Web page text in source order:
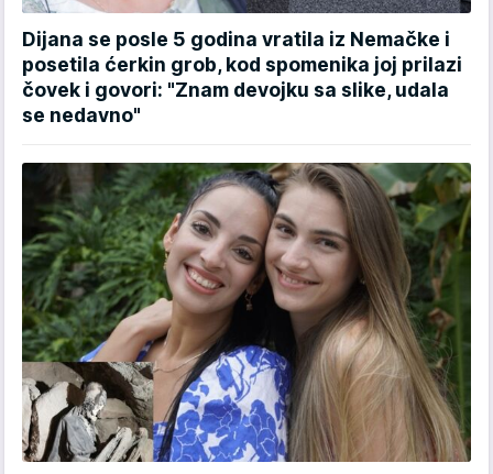
Dijana se posle 5 godina vratila iz Nemačke i
posetila ćerkin grob, kod spomenika joj prilazi
čovek i govori: "Znam devojku sa slike, udala
se nedavno"